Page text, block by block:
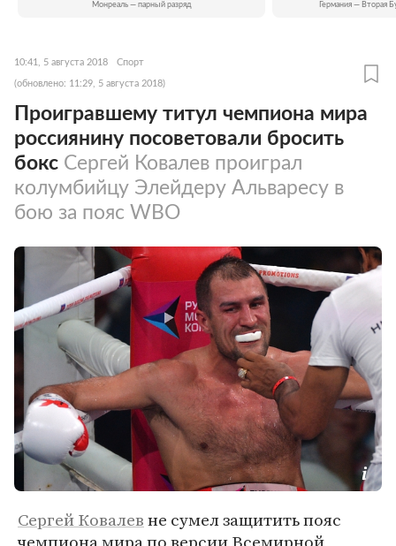
Монреаль — парный разряд Германия — Вторая
10:41, 5 августа 2018 Спорт
(обновлено: 11:29, 5 августа 2018)
Проигравшему титул чемпиона мира
россиянину посоветовали бросить
бокс Сергей Ковалев проиграл
колумбийцу Элейдеру Альваресу в
бою за пояс WBO
Сергей Ковалевне сумел защитить пояс